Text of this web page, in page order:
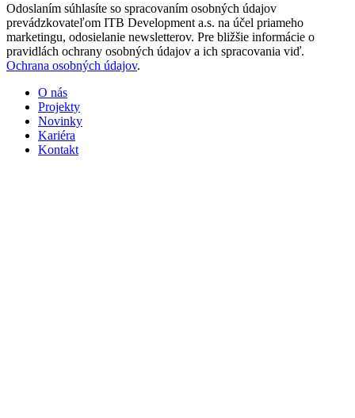
Odoslaním súhlasíte so spracovaním osobných údajov
prevádzkovateľom ITB Development a.s. na účel priameho
marketingu, odosielanie newsletterov. Pre bližšie informácie o
pravidlách ochrany osobných údajov a ich spracovania viď.
Ochrana osobných údajov.
O nás
Projekty
Novinky
Kariéra
Kontakt